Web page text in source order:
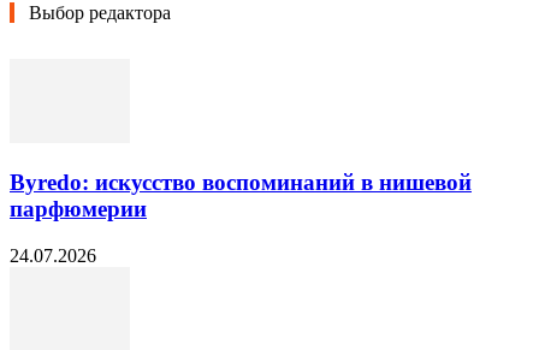
Выбор редактора
Byredo: искусство воспоминаний в нишевой
парфюмерии
24.07.2026